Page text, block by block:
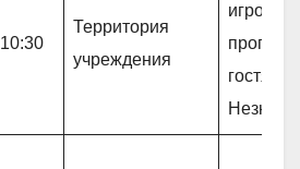
10:30
Территория
учреждения
игровая
гостях у